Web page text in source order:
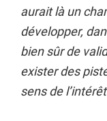
aurait là un
développer,
bien sûr de
exister des
sens de